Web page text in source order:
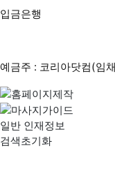
입금은행
예금주 : 코리아닷컴(임
일반 인재정보
검색초기화